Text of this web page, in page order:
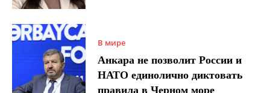
В мире
Анкара не позволит России и
НАТО единолично диктовать
правила в Черном море